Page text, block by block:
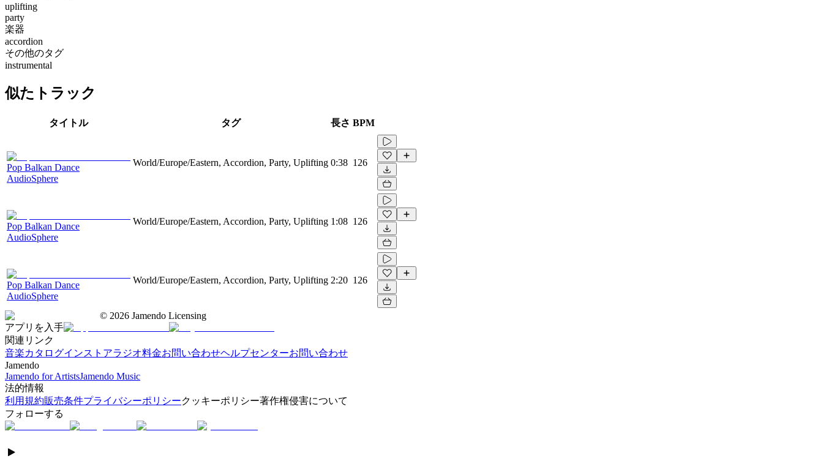
uplifting
party
楽器
accordion
その他のタグ
instrumental
似たトラック
タイトル タグ 長さ BPM
Pop Balkan Dance
AudioSphere
World/Europe/Eastern, Accordion, Party, Uplifting 0:38 126
Pop Balkan Dance
AudioSphere
World/Europe/Eastern, Accordion, Party, Uplifting 1:08 126
Pop Balkan Dance
AudioSphere
World/Europe/Eastern, Accordion, Party, Uplifting 2:20 126
© 2026 Jamendo Licensing
アプリを入手
関連リンク
音楽カタログインストアラジオ料金お問い合わせヘルプセンターお問い合わせ
Jamendo
Jamendo for ArtistsJamendo Music
法的情報
利用規約販売条件プライバシーポリシークッキーポリシー著作権侵害について
フォローする